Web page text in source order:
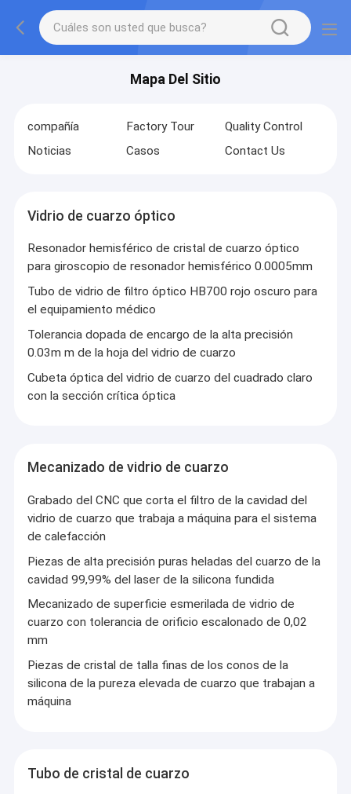
Mapa Del Sitio
compañía Factory Tour
Quality Control
Noticias
Casos Contact Us
Vidrio de cuarzo óptico
Resonador hemisférico de cristal de cuarzo óptico
para giroscopio de resonador hemisférico 0.0005mm
Tubo de vidrio de filtro óptico HB700 rojo oscuro para
el equipamiento médico
Tolerancia dopada de encargo de la alta precisión
0.03m m de la hoja del vidrio de cuarzo
Cubeta óptica del vidrio de cuarzo del cuadrado claro
con la sección crítica óptica
Mecanizado de vidrio de cuarzo
Grabado del CNC que corta el filtro de la cavidad del
vidrio de cuarzo que trabaja a máquina para el sistema
de calefacción
Piezas de alta precisión puras heladas del cuarzo de la
cavidad 99,99% del laser de la silicona fundida
Mecanizado de superficie esmerilada de vidrio de
cuarzo con tolerancia de orificio escalonado de 0,02
mm
Piezas de cristal de talla finas de los conos de la
silicona de la pureza elevada de cuarzo que trabajan a
máquina
Tubo de cristal de cuarzo